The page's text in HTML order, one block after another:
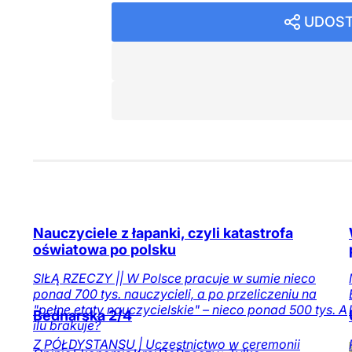
Nauczyciele z łapanki, czyli katastrofa
oświatowa po polsku
SIŁĄ RZECZY || W Polsce pracuje w sumie nieco
ponad 700 tys. nauczycieli, a po przeliczeniu na
"pełne etaty nauczycielskie" – nieco ponad 500 tys. A
ilu brakuje?
Bednarska 2/4
Z PÓŁDYSTANSU | Uczestnictwo w ceremonii